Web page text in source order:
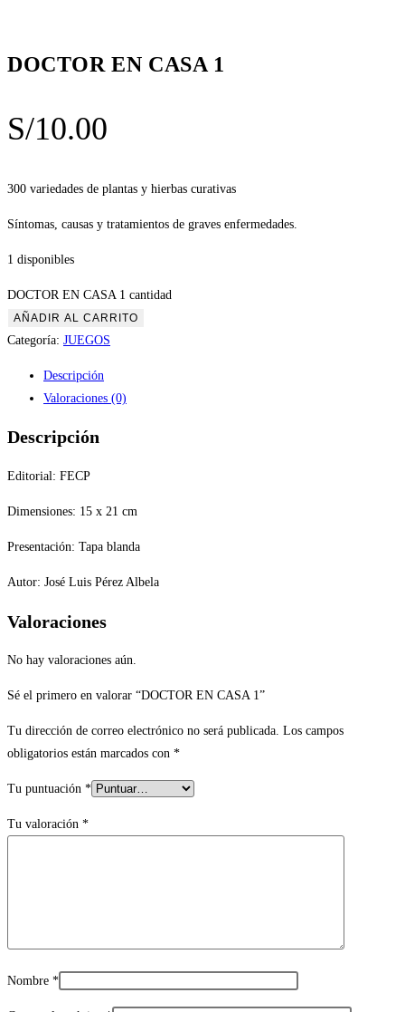
DOCTOR EN CASA 1
S/10.00
300 variedades de plantas y hierbas curativas
Síntomas, causas y tratamientos de graves enfermedades.
1 disponibles
DOCTOR EN CASA 1 cantidad
AÑADIR AL CARRITO
Categoría: JUEGOS
Descripción
Valoraciones (0)
Descripción
Editorial: FECP
Dimensiones: 15 x 21 cm
Presentación: Tapa blanda
Autor: José Luis Pérez Albela
Valoraciones
No hay valoraciones aún.
Sé el primero en valorar “DOCTOR EN CASA 1”
Tu dirección de correo electrónico no será publicada. Los campos
obligatorios están marcados con *
Tu puntuación *
Tu valoración *
Nombre *